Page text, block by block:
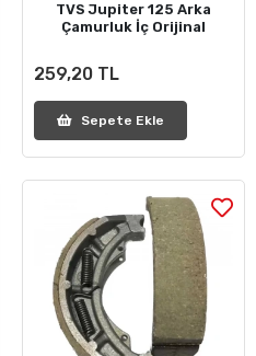
TVS Jupiter 125 Arka
Çamurluk İç Orijinal
259,20 TL
Sepete Ekle